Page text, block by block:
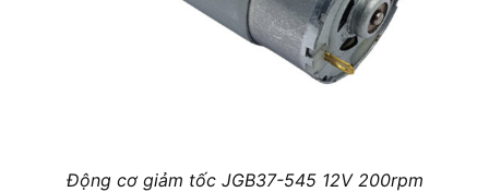
Động cơ giảm tốc JGB37-545 12V 200rpm